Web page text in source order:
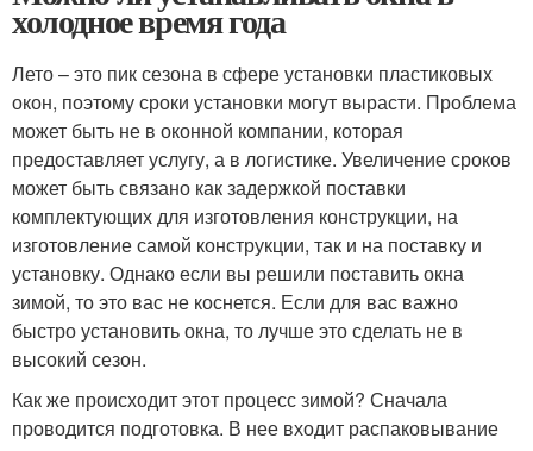
холодное время года
Лето – это пик сезона в сфере установки пластиковых
окон, поэтому сроки установки могут вырасти. Проблема
может быть не в оконной компании, которая
предоставляет услугу, а в логистике. Увеличение сроков
может быть связано как задержкой поставки
комплектующих для изготовления конструкции, на
изготовление самой конструкции, так и на поставку и
установку. Однако если вы решили поставить окна
зимой, то это вас не коснется. Если для вас важно
быстро установить окна, то лучше это сделать не в
высокий сезон.
Как же происходит этот процесс зимой? Сначала
проводится подготовка. В нее входит распаковывание